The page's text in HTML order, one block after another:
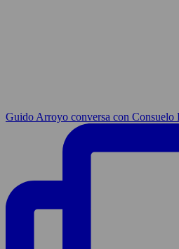
Guido Arroyo conversa con Consuelo